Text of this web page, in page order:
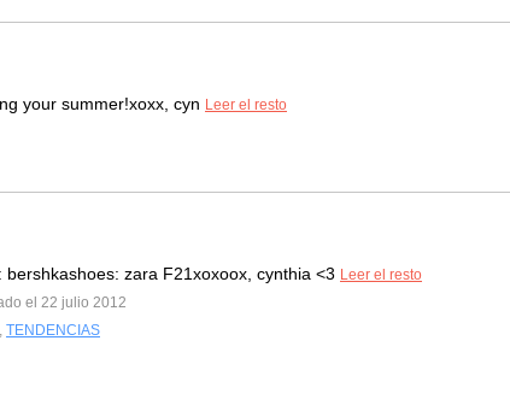
your summer!xoxx, cyn Leer el resto
bershkashoes: zara F21xoxoox, cynthia <3 Leer el resto
el 22 julio 2012
, TENDENCIAS